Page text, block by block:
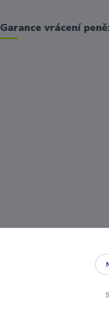
Garance vrácení